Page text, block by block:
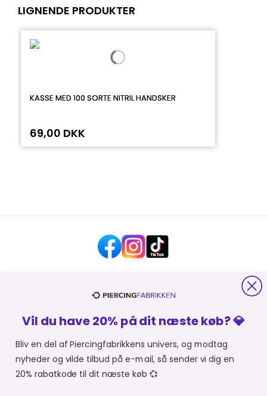
LIGNENDE PRODUKTER
KASSE MED 100 SORTE NITRIL HANDSKER
69,00 DKK
HJÆLP OG KONTAKT
MER FRA PIERCINGFABRIKKEN
Vil du have 20% på dit næste køb? 💎
Bliv en del af Piercingfabrikkens univers, og modtag
nyheder og vilde tilbud på e-mail, så sender vi dig en
20% rabatkode til dit næste køb 💞